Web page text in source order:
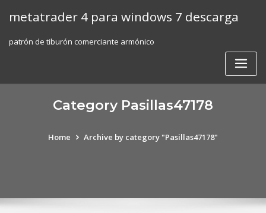
metatrader 4 para windows 7 descarga
patrón de tiburón comerciante armónico
Category Pasillas47178
Home Archive by category "Pasillas47178"